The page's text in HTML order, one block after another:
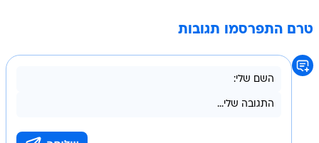
טרם התפרסמו תגובות